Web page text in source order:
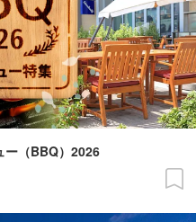
ー（BBQ）2026